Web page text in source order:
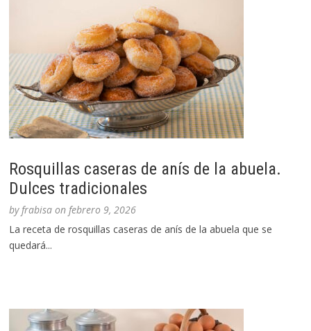
Rosquillas caseras de anís de la abuela.
Dulces tradicionales
byfrabisa onfebrero 9, 2026
La receta de rosquillas caseras de anís de la abuela que se
quedará...